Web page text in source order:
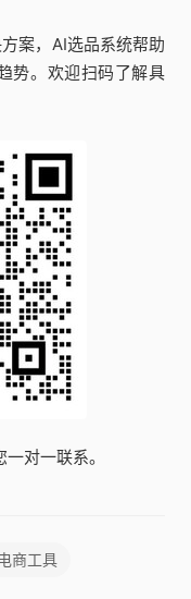
案，AI选品系统帮助
势。欢迎扫码了解具
对一联系。
商工具